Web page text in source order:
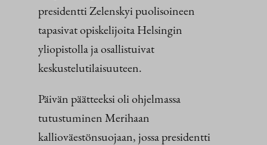
presidentti Zelenskyi puolisoineen
tapasivat opiskelijoita Helsingin
yliopistolla ja osallistuivat
keskustelutilaisuuteen.
Päivän päätteeksi oli ohjelmassa
tutustuminen Merihaan
kallioväestönsuojaan, jossa presidentti